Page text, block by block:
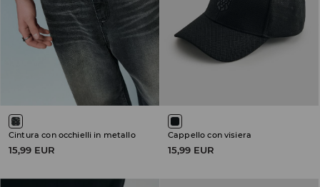
Cintura con occhielli in metallo
15,99 EUR
Cappello con visiera
15,99 EUR